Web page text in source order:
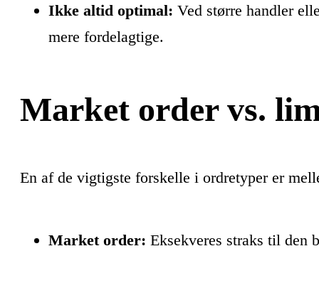
Ikke altid optimal: Ved større handler
mere fordelagtige.
Market order vs.
En af de vigtigste forskelle i ordretyper er
Market order: Eksekveres straks til den